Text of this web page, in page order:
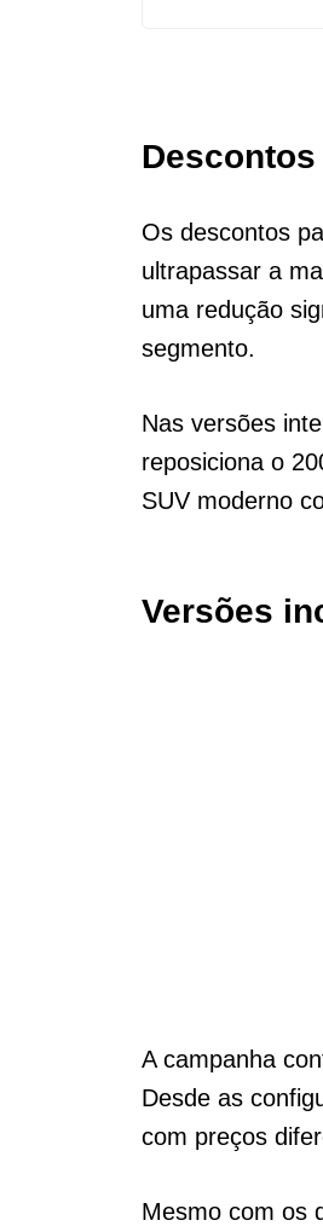
Os descontos
ultrapassar a
uma redução
segmento.
Nas versões
reposiciona o
SUV moderno
Versões
A campanha
Desde as
com preços
Mesmo com os